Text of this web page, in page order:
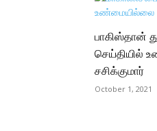
பாகிஸ்தான்
செய்தியில்
சசிக்குமார்
October 1, 2021